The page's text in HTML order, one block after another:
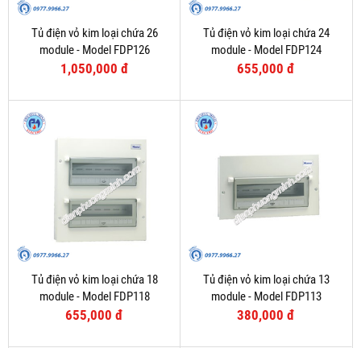
Tủ điện vỏ kim loại chứa 26
module - Model FDP126
1,050,000 đ
Tủ điện vỏ kim loại chứa 24
module - Model FDP124
655,000 đ
Tủ điện vỏ kim loại chứa 18
module - Model FDP118
655,000 đ
Tủ điện vỏ kim loại chứa 13
module - Model FDP113
380,000 đ